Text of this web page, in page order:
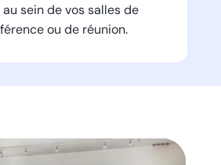
sein de vos salles de
ou de réunion.